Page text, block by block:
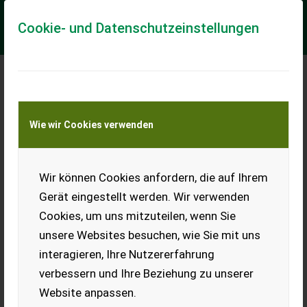
Cookie- und Datenschutzeinstellungen
Wie wir Cookies verwenden
Wir können Cookies anfordern, die auf Ihrem
Gerät eingestellt werden. Wir verwenden
Cookies, um uns mitzuteilen, wenn Sie
unsere Websites besuchen, wie Sie mit uns
interagieren, Ihre Nutzererfahrung
verbessern und Ihre Beziehung zu unserer
Website anpassen.
Meine Transportkostenanfrage
Transport von Land- und Baumaschinen –
KEINE Tiertransporte
Hochregal 8 m hoch, 5
m breit
Servus, verkaufe hier ein
Hochregal. Die Steher haben
8 m Höhe, können bei 4 m
getrennt werden.
Spannweite beträgt 5 m.
Traglast pro Fach 3 t. Mfg.